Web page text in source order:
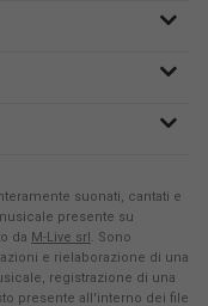
suonati, cantati e
presente su
da M-Live srl. Sono
e rielaborazione di una
registrazione di una
presente all'interno dei file